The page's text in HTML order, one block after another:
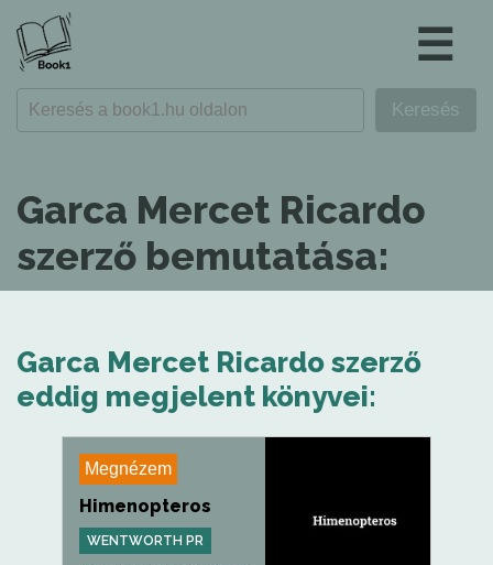
☰
Garca Mercet Ricardo
szerző bemutatása:
Garca Mercet Ricardo szerző
eddig megjelent könyvei:
Megnézem
Himenopteros
WENTWORTH PR